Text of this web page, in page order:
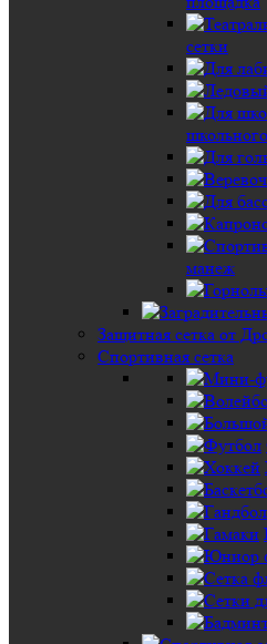
сетки
манеж
Защитная сетка от
Спортивная сетка